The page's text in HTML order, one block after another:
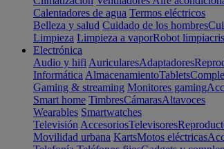
Calentadores de agua Termos eléctricos
Belleza y salud Cuidado de los hombres
Limpieza Limpieza a vaporRobot
Electrónica
Audio y hifi AuricularesAdaptadores
Informática AlmacenamientoTablets
Gaming & streaming Monitores gaming
Smart home TimbresCámarasAltavoces
Wearables Smartwatches
Televisión AccesoriosTelevisores
Movilidad urbana KartsMotos eléctricas